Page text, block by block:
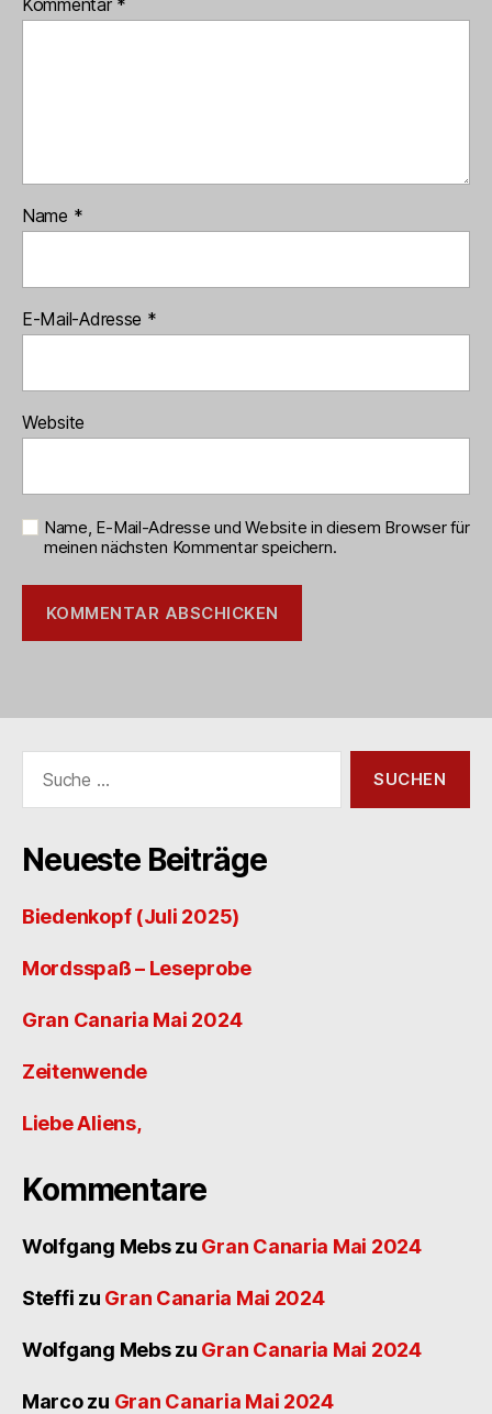
Kommentar *
Name *
E-Mail-Adresse *
Website
Name, E-Mail-Adresse und Website in diesem Browser für
meinen nächsten Kommentar speichern.
nach:
Neueste Beiträge
Biedenkopf (Juli 2025)
Mordsspaß – Leseprobe
Gran Canaria Mai 2024
Zeitenwende
Liebe Aliens,
Kommentare
Wolfgang Mebszu Gran Canaria Mai 2024
Steffi zu Gran Canaria Mai 2024
Wolfgang Mebszu Gran Canaria Mai 2024
Marcozu Gran Canaria Mai 2024